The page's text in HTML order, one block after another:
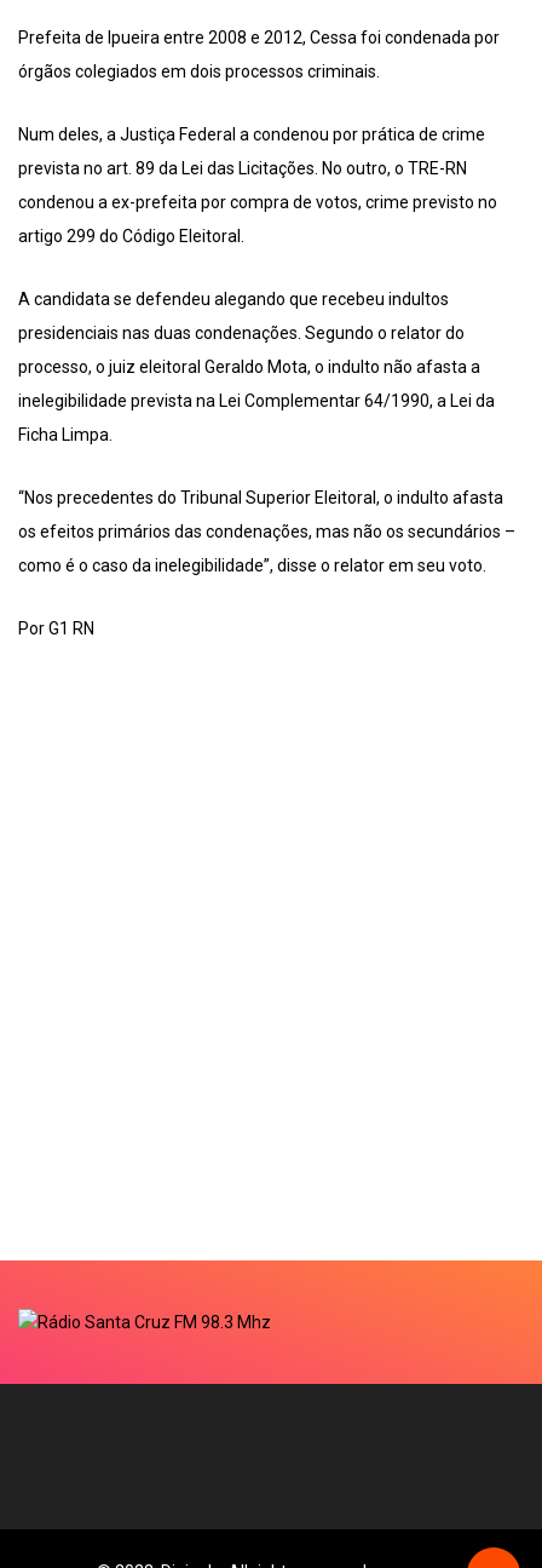
Prefeita de Ipueira entre 2008 e 2012, Cessa foi condenada por
órgãos colegiados em dois processos criminais.
Num deles, a Justiça Federal a condenou por prática de crime
prevista no art. 89 da Lei das Licitações. No outro, o TRE-RN
condenou a ex-prefeita por compra de votos, crime previsto no
artigo 299 do Código Eleitoral.
A candidata se defendeu alegando que recebeu indultos
presidenciais nas duas condenações. Segundo o relator do
processo, o juiz eleitoral Geraldo Mota, o indulto não afasta a
inelegibilidade prevista na Lei Complementar 64/1990, a Lei da
Ficha Limpa.
“Nos precedentes do Tribunal Superior Eleitoral, o indulto afasta
os efeitos primários das condenações, mas não os secundários –
como é o caso da inelegibilidade”, disse o relator em seu voto.
Por G1 RN